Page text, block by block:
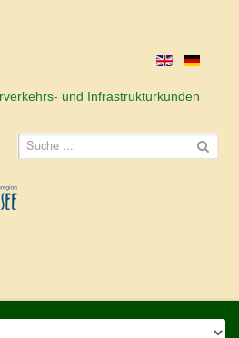
und Infrastrukturkunden